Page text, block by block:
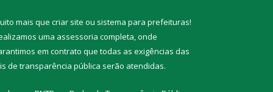
mais que criar site ou sistema para prefeituras!
uma assessoria completa, onde
em contrato que todas as exigências das
de transparência pública serão atendidas.